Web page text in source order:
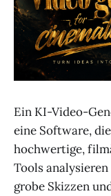
Ein KI-Video-
eine Software,
hochwertige,
Tools
grobe Skizzen